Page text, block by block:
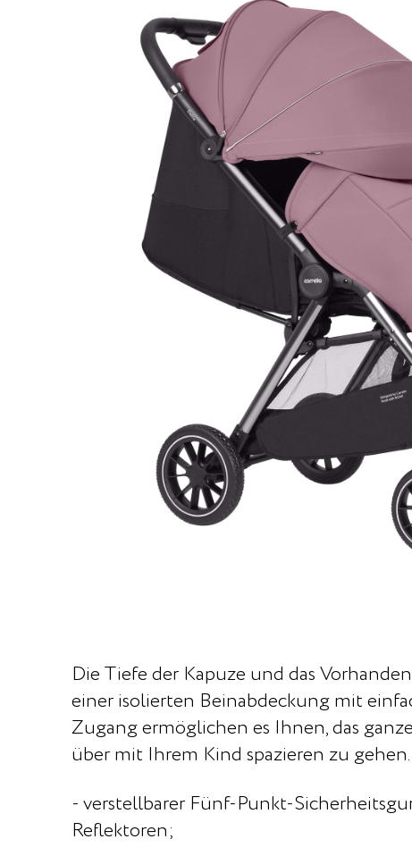
Die Tiefe der Kapuze und das
einer isolierten Beinabdeckung mit
Zugang ermöglichen es Ihnen, das
über mit Ihrem Kind spazieren zu gehen.
- verstellbarer Fünf-Punkt-
Reflektoren;